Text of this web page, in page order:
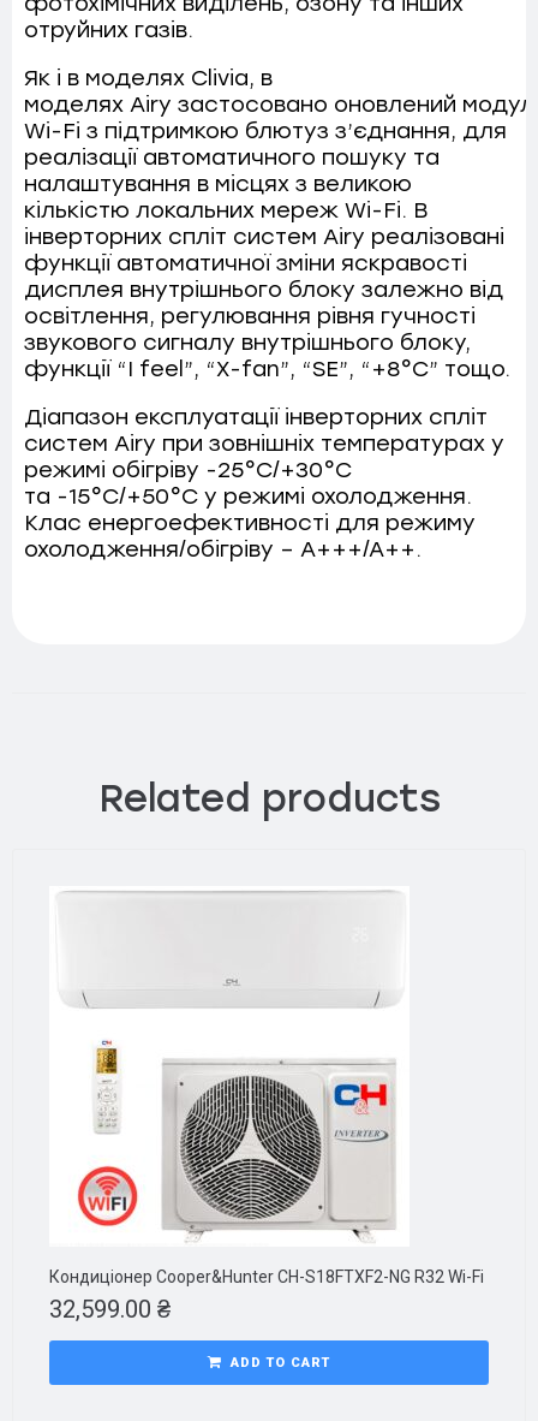
отруйних газів.
Як і в моделях Clivia, в
моделях Airy застосовано оновлений
Wi-Fi з підтримкою блютуз з’єднання, для
реалізації автоматичного пошуку та
налаштування в місцях з великою
кількістю локальних мереж Wi-Fi. В
інверторних спліт систем Airy реалізовані
функції автоматичної зміни яскравості
дисплея внутрішнього блоку залежно від
освітлення, регулювання рівня гучності
звукового сигналу внутрішнього блоку,
функції “I feel”, “X-fan”, “SE”, “+8°C” тощо.
Діапазон експлуатації інверторних спліт
систем Airy при зовнішніх температурах у
режимі обігріву -25°C/+30°C
та -15°C/+50°C у режимі охолодження.
Клас енергоефективності для режиму
охолодження/обігріву – A+++/A++.
Related products
Кондиціонер Cooper&Hunter CH-S18FTXF2-NG R32 Wi-Fi
32,599.00 ₴
ADD TO CART